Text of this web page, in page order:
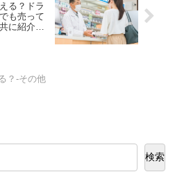
る？ドラ
も売って
に紹介し
？-その他
検索